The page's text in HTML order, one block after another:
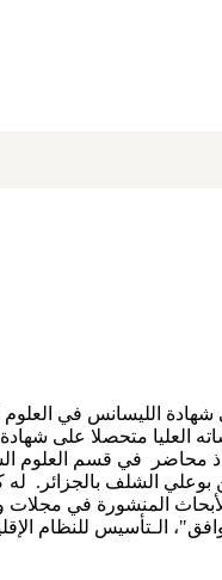
السياسية، ليكمل دراساته
سنة 2014، وبعدها على شهادة الدكتوراه في نفس
الشلف بالجزائر. له
المنشورة في
الـتأسيس للنظام